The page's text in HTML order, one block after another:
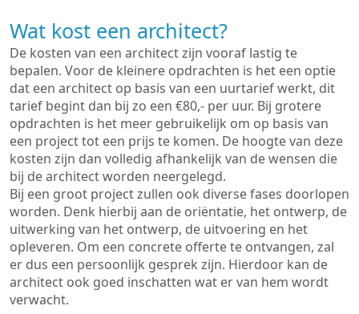
Wat kost een architect?
De kosten van een architect zijn vooraf lastig te
bepalen. Voor de kleinere opdrachten is het een optie
dat een architect op basis van een uurtarief werkt, dit
tarief begint dan bij zo een €80,- per uur. Bij grotere
opdrachten is het meer gebruikelijk om op basis van
een project tot een prijs te komen. De hoogte van deze
kosten zijn dan volledig afhankelijk van de wensen die
bij de architect worden neergelegd.
Bij een groot project zullen ook diverse fases doorlopen
worden. Denk hierbij aan de oriëntatie, het ontwerp, de
uitwerking van het ontwerp, de uitvoering en het
opleveren. Om een concrete offerte te ontvangen, zal
er dus een persoonlijk gesprek zijn. Hierdoor kan de
architect ook goed inschatten wat er van hem wordt
verwacht.